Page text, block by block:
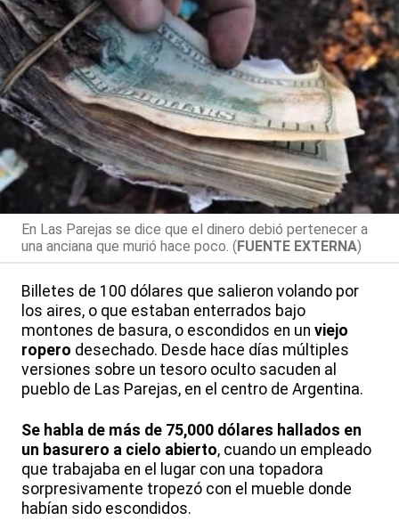
En Las Parejas se dice que el dinero debió pertenecer a
una anciana que murió hace poco. (FUENTE EXTERNA)
Billetes de 100 dólares que salieron volando por
los aires, o que estaban enterrados bajo
montones de basura, o escondidos en un viejo
ropero desechado. Desde hace días múltiples
versiones sobre un tesoro oculto sacuden al
pueblo de Las Parejas, en el centro de Argentina.
Se habla de más de 75,000 dólares hallados en
un basurero a cielo abierto, cuando un empleado
que trabajaba en el lugar con una topadora
sorpresivamente tropezó con el mueble donde
habían sido escondidos.